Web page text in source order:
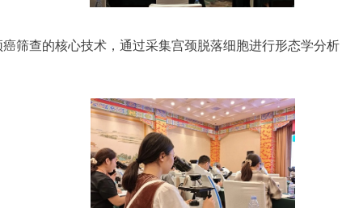
癌筛查的核心技术，通过采集宫颈脱落细胞进行形态学分